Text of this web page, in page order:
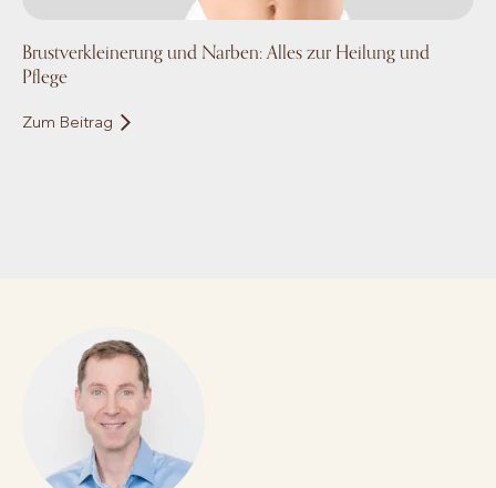
Brustverkleinerung und Narben: Alles zur Heilung und
Pflege
Zum Beitrag